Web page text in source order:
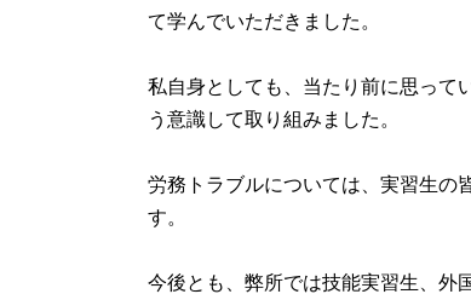
て学んでいただきました。
私自身としても、当たり前に思って
う意識して取り組みました。
労務トラブルについては、実習生の
す。
今後とも、弊所では技能実習生、外